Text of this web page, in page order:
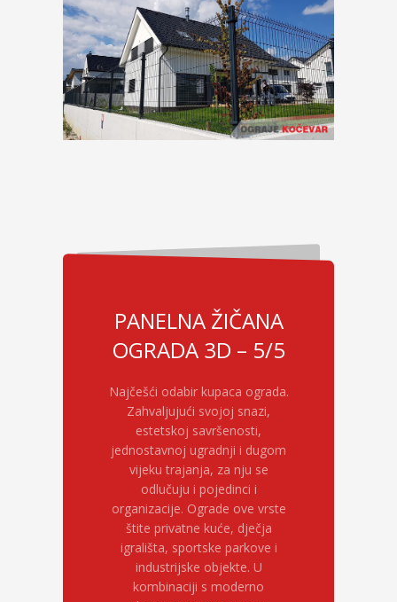
PANELNA ŽIČANA
OGRADA 3D – 5/5
Najčešći odabir kupaca ograda.
Zahvaljujući svojoj snazi,
estetskoj savršenosti,
jednostavnoj ugradnji i dugom
vijeku trajanja, za nju se
odlučuju i pojedinci i
organizacije. Ograde ove vrste
štite privatne kuće, dječja
igrališta, sportske parkove i
industrijske objekte. U
kombinaciji s moderno